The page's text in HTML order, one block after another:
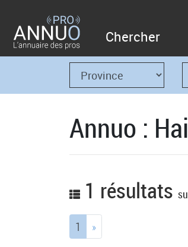
Chercher
Annuo :
1 résultats
1 (current)
»